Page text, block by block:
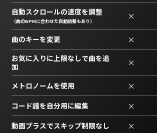
自動スクロールの速度を調整
（曲のBPMに合わせた自動調整もあり） ×
曲のキーを変更 ×
お気に入りに上限なしで曲を追
加
×
メトロノームを使用 ×
コード譜を自分用に編集 ×
動画プラスでスキップ制限なし ×